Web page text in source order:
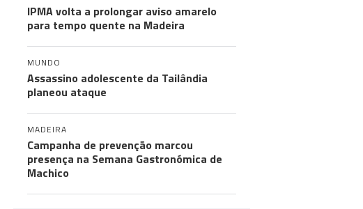
IPMA volta a prolongar aviso amarelo
para tempo quente na Madeira
MUNDO
Assassino adolescente da Tailândia
planeou ataque
MADEIRA
Campanha de prevenção marcou
presença na Semana Gastronómica de
Machico